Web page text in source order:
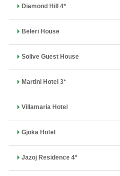
Diamond Hill 4*
Beleri House
Solive Guest House
Martini Hotel 3*
Villamaria Hotel
Gjoka Hotel
Jazoj Residence 4*